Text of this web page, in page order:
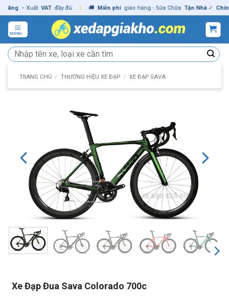
Skip
to
content
– Xuất VAT đầy đủ | 🚚 Miễn phí giao hàng - Sửa Chữa Tận Nhà ✓ Chính
MENU
Tìm
kiếm:
TRANG CHỦ / THƯƠNG HIỆU XE ĐẠP / XE ĐẠP SAVA
Xe Đạp Đua Sava Colorado 700c